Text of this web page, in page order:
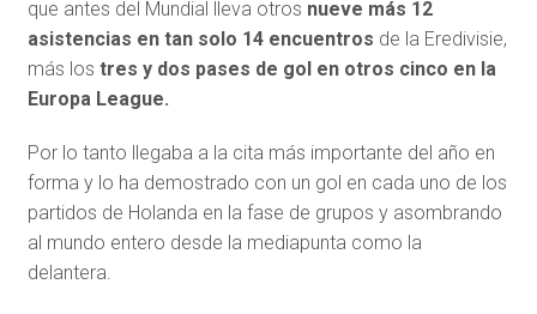
que antes del Mundial lleva otros nueve más 12
asistencias en tan solo 14 encuentros de la Eredivisie,
más los tres y dos pases de gol en otros cinco en la
Europa League.
Por lo tanto llegaba a la cita más importante del año en
forma y lo ha demostrado con un gol en cada uno de los
partidos de Holanda en la fase de grupos y asombrando
al mundo entero desde la mediapunta como la
delantera.